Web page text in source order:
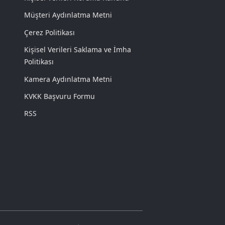
Müşteri Aydınlatma Metni
Çerez Politikası
Kişisel Verileri Saklama ve İmha
Politikası
Kamera Aydınlatma Metni
KVKK Başvuru Formu
RSS